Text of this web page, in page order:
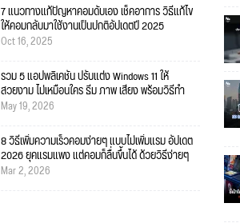
7 แนวทางแก้ปัญหาคอมดับเอง เช็คอาการ วิธีแก้ไข
ให้คอมกลับมาใช้งานเป็นปกติอัปเดตปี 2025
Oct 16, 2025
รวม 5 แอปพลิเคชัน ปรับแต่ง Windows 11 ให้
สวยงาม ไม่เหมือนใคร ธีม ภาพ เสียง พร้อมวิธีทำ
May 19, 2026
8 วิธีเพิ่มความเร็วคอมง่ายๆ แบบไม่เพิ่มแรม อัปเดต
2026 ยุคแรมแพง แต่คอมก็ลื่นขึ้นได้ ด้วยวิธีง่ายๆ
Mar 2, 2026